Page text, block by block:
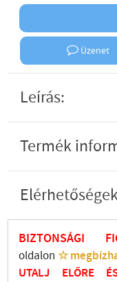
Previous
Üzenet
Leírás:
Termék
BIZTONSÁGI
oldalon
UTALJ ELŐRE